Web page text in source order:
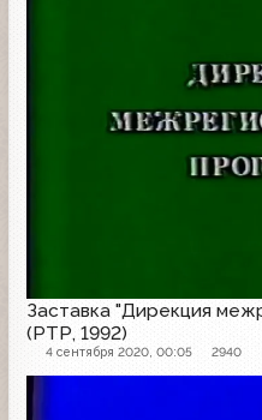
Заставка "Дирекция
(РТР, 1992)
4 сентября 2020, 00:05 2940